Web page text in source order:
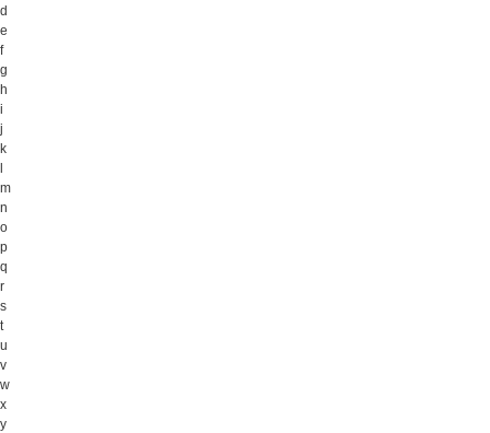
d
e
f
g
h
i
j
k
m
n
o
p
q
r
s
t
u
v
w
x
y